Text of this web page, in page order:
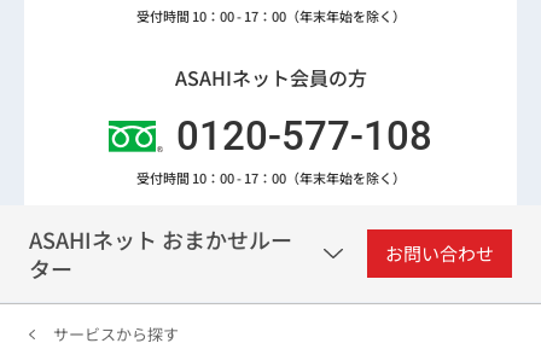
ASAHIネット おまかせルー
ター
お問い合わせ
受付時間 10：00 - 17：00（年末年始を除く）
ASAHIネット会員の方
0120-577-108
受付時間 10：00 - 17：00（年末年始を除く）
サービスから探す